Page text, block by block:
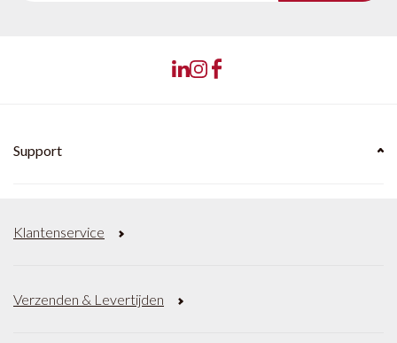
Support
Klantenservice
Verzenden & Levertijden